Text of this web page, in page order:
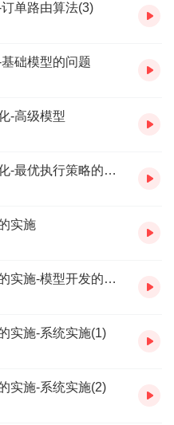
单路由算法(3)
础模型的问题
-高级模型
第一百一十二章 市场冲击最小化-最优执行策略的实现
实施
第一百一十四章 高频交易系统的实施-模型开发的生命周期
实施-系统实施(1)
实施-系统实施(2)